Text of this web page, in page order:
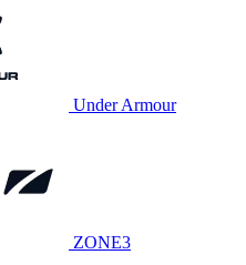
Under Armour
ZONE3